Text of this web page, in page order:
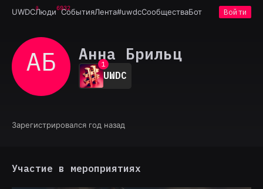
UWDCЛюди6932
СобытияЛента#uwdcСообществаБот Войти
АБ Анна Брильц
0
1
2
3
6
UWDC
Зарегистрировался год назад
Участие в мероприятиях